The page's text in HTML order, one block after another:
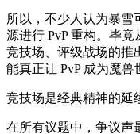
所以，不少人认为暴雪
源进行 PvP 重构。毕
竞技场、评级战场的推
能真正让 PvP 成为魔兽
竞技场是经典精神的延
在所有议题中，争议声